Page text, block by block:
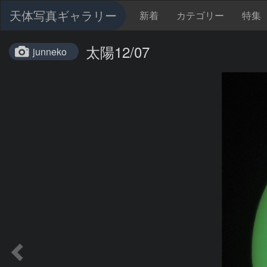
天体写真ギャラリー 新着 カテゴリー 特集
junneko 太陽12/07